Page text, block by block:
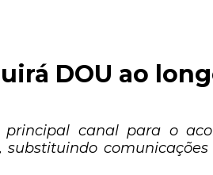
DOU ao
canal para o